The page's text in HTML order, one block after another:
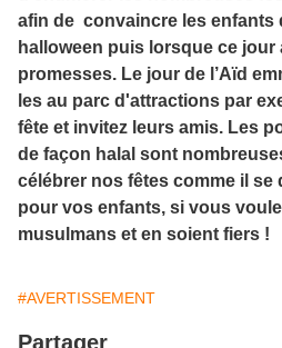
afin de convaincre les enfants
halloween puis lorsque ce
promesses. Le jour de l’Aïd
les au parc d'attractions par
fête et invitez leurs amis. Les
de façon halal sont
célébrer nos fêtes comme il se
pour vos enfants, si vous
musulmans et en soient fiers !
#AVERTISSEMENT
Partager